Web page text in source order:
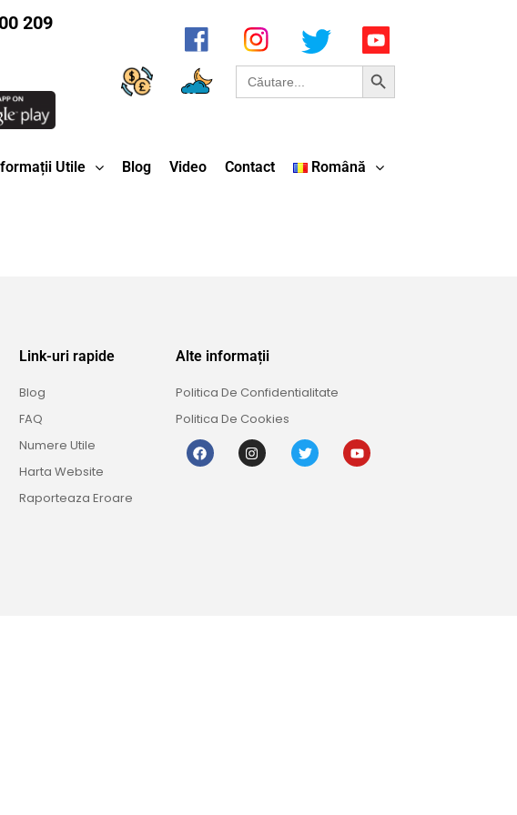
209
Search
for:
Search Button
Utile Blog Video Contact Română
Link-uri rapide
Blog
FAQ
Numere Utile
Harta Website
Raporteaza Eroare
Alte informații
Politica De Confidentialitate
Politica De Cookies